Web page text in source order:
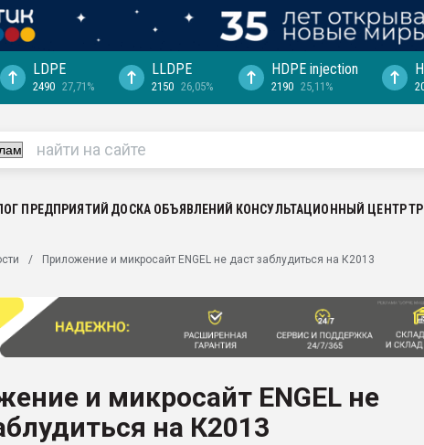
выходит на
для
цвет
стал
LDPE
2490 27,71%
LLDPE
2150 26,05%
HDPE injection
2190 25,11%
ПРЕДПРИЯТИЙ ДОСКА ОБЪЯВЛЕНИЙ КОНСУЛЬТАЦИОННЫЙ ЦЕНТР
Приложение и микросайт ENGEL не даст заблудиться на К2013
и микросайт ENGEL не
на К2013